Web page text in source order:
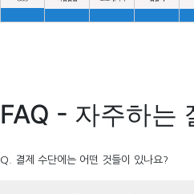
FAQ - 자주하는
Q. 결제 수단에는 어떤 것들이 있나요?